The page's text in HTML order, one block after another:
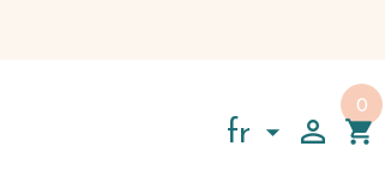
fr   shopping_cart
0